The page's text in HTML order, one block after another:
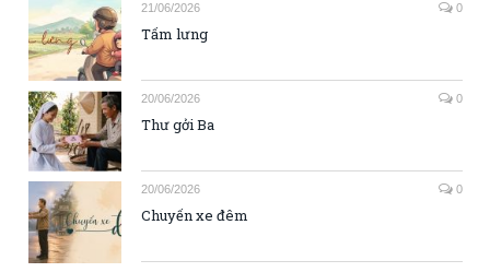
21/06/2026 0
Tấm lưng
20/06/2026 0
Thư gởi Ba
20/06/2026 0
Chuyến xe đêm